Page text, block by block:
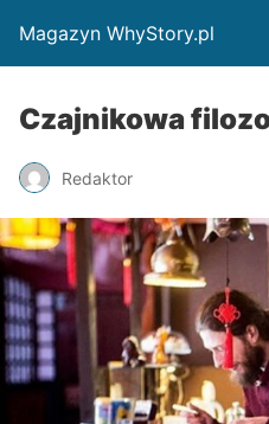
Magazyn WhyStory.pl
Czajnikowa
Redaktor